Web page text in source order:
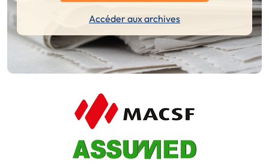
Accéder aux archives